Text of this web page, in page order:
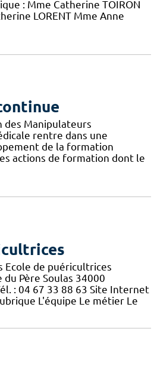
: Mme Catherine TOIRON
LORENT Mme Anne
des Manipulateurs
rentre dans une
de la formation
actions de formation dont le
Ecole de puéricultrices
du Père Soulas 34000
: 04 67 33 88 63 Site Internet
L'équipe Le métier Le